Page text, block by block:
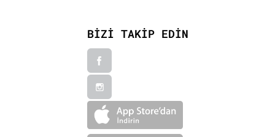
BİZİ TAKİP EDİN